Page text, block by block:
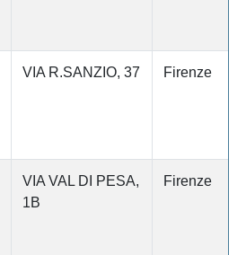
VIA R.SANZIO, 37 Firenze
VIA VAL DI PESA,
1B
Firenze